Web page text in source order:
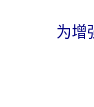
为增